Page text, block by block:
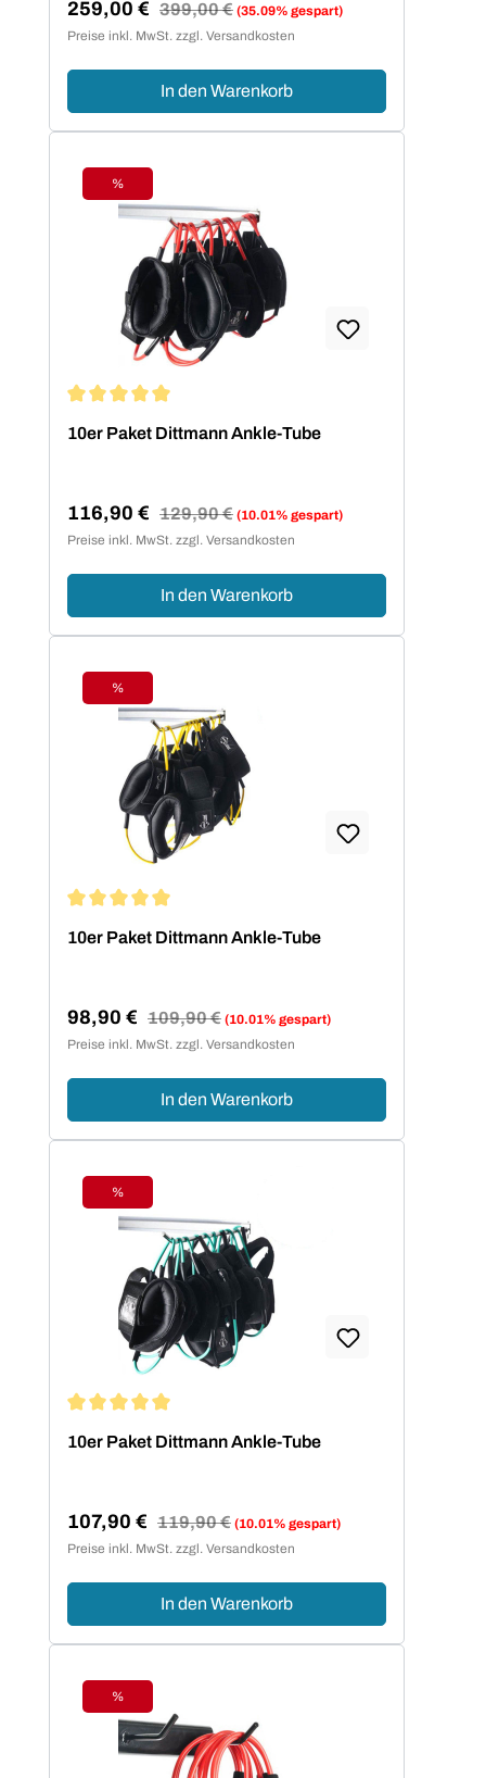
Verkaufspreis:
259,00 € Regulärer Preis:
399,00 € (35.09% gespart)
Preise inkl. MwSt. zzgl. Versandkosten
In den Warenkorb
Rabatt
%
10er Paket Dittmann Ankle-Tube
Verkaufspreis:
116,90 € Regulärer Preis:
129,90 € (10.01% gespart)
Preise inkl. MwSt. zzgl. Versandkosten
In den Warenkorb
Rabatt
%
10er Paket Dittmann Ankle-Tube
Verkaufspreis:
98,90 € Regulärer Preis:
109,90 € (10.01% gespart)
Preise inkl. MwSt. zzgl. Versandkosten
In den Warenkorb
Rabatt
%
10er Paket Dittmann Ankle-Tube
Verkaufspreis:
107,90 € Regulärer Preis:
119,90 € (10.01% gespart)
Preise inkl. MwSt. zzgl. Versandkosten
In den Warenkorb
Rabatt
%